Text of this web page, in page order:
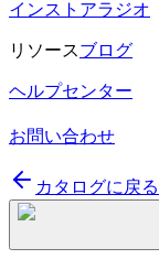
インストアラジオ
リソースブログ
ヘルプセンター
お問い合わせ
カタログに戻る